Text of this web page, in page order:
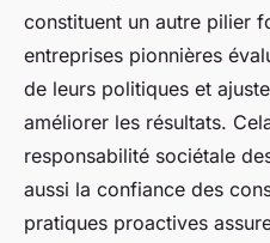
constituent un autre pilier
entreprises pionnières
de leurs politiques et
améliorer les résultats.
responsabilité sociétale
aussi la confiance des
pratiques proactives